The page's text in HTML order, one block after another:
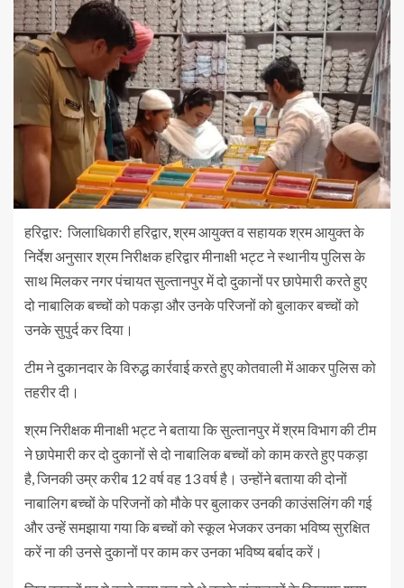
हरिद्वार: जिलाधिकारी हरिद्वार, श्रम आयुक्त व सहायक श्रम आयुक्त के
निर्देश अनुसार श्रम निरीक्षक हरिद्वार मीनाक्षी भट्ट ने स्थानीय पुलिस के
साथ मिलकर नगर पंचायत सुल्तानपुर में दो दुकानों पर छापेमारी करते हुए
दो नाबालिक बच्चों को पकड़ा और उनके परिजनों को बुलाकर बच्चों को
उनके सुपुर्द कर दिया।
टीम ने दुकानदार के विरुद्ध कार्रवाई करते हुए कोतवाली में आकर पुलिस को
तहरीर दी।
श्रम निरीक्षक मीनाक्षी भट्ट ने बताया कि सुल्तानपुर में श्रम विभाग की टीम
ने छापेमारी कर दो दुकानों से दो नाबालिक बच्चों को काम करते हुए पकड़ा
है, जिनकी उम्र करीब 12 वर्ष वह 13 वर्ष है। उन्होंने बताया की दोनों
नाबालिग बच्चों के परिजनों को मौके पर बुलाकर उनकी काउंसलिंग की गई
और उन्हें समझाया गया कि बच्चों को स्कूल भेजकर उनका भविष्य सुरक्षित
करें ना की उनसे दुकानों पर काम कर उनका भविष्य बर्बाद करें।